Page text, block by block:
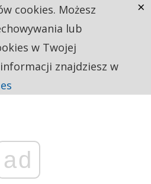
ad
cookies. Możesz
lub
w Twojej
znajdziesz w
×